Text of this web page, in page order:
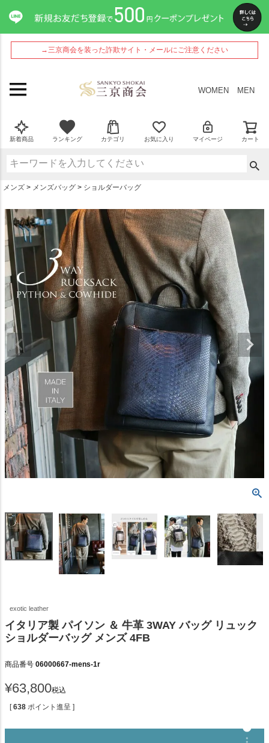
→三京商会を装った詐欺サイト・メールにご注意ください
WOMEN MEN
新着商品 ランキング カテゴリ お気に入り マイページ カート
メンズ メンズバッグ ショルダーバッグ
exotic leather
イタリア製 パイソン ＆ 牛革 3WAY バッグ リュック
ショルダーバッグ メンズ 4FB
商品番号 06000667-mens-1r
¥63,800税込
[ 638 ポイント進呈 ]
ペー
ジト
ップ
へ